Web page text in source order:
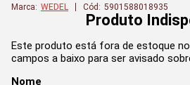
Marca: WEDEL Cód: 5901588018935
Produto
Este produto está fora de estoque
campos a baixo para ser avisado
Nome